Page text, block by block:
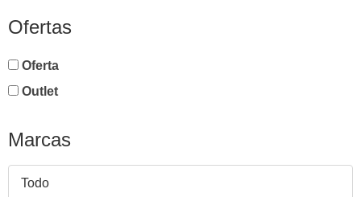
Ofertas
Oferta
Outlet
Marcas
Todo